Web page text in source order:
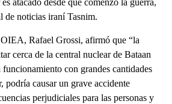
atacado desde que comenzó la guerra,
de noticias iraní Tasnim.
Rafael Grossi, afirmó que “la
cerca de la central nuclear de Bataan
con grandes cantidades
podría causar un grave accidente
perjudiciales para las personas y